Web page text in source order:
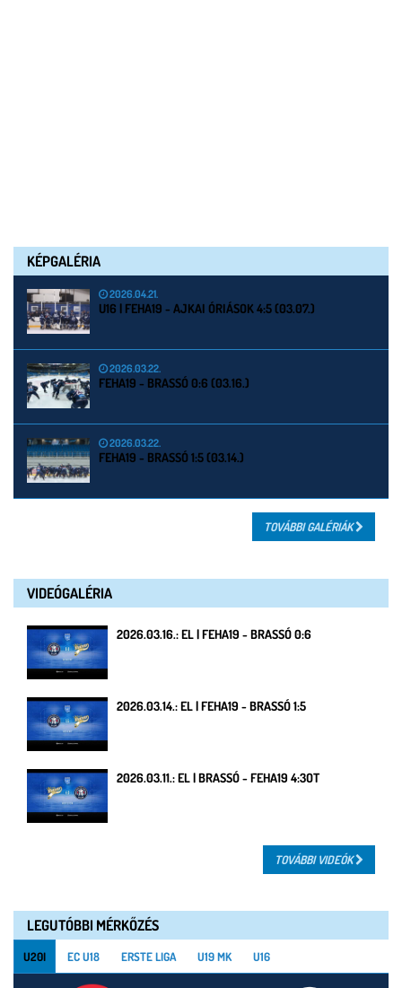
KÉPGALÉRIA
2026.04.21.
U16 | FEHA19 - AJKAI ÓRIÁSOK 4:5 (03.07.)
2026.03.22.
FEHA19 - BRASSÓ 0:6 (03.16.)
2026.03.22.
FEHA19 - BRASSÓ 1:5 (03.14.)
TOVÁBBI GALÉRIÁK
VIDEÓGALÉRIA
2026.03.16.: EL | FEHA19 - BRASSÓ 0:6
2026.03.14.: EL | FEHA19 - BRASSÓ 1:5
2026.03.11.: EL | BRASSÓ - FEHA19 4:3OT
TOVÁBBI VIDEÓK
LEGUTÓBBI MÉRKŐZÉS
U20I EC U18 ERSTE LIGA U19 MK U16